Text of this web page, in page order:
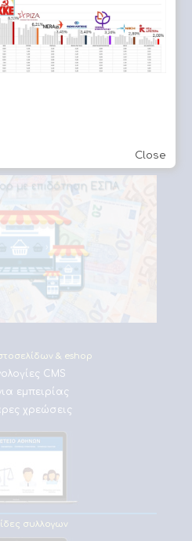
& eshop
CMS
εμπειρίας
χρεώσεις
συλλογων
Close